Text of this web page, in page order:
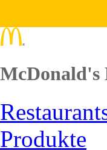
McDonald's
Produkte